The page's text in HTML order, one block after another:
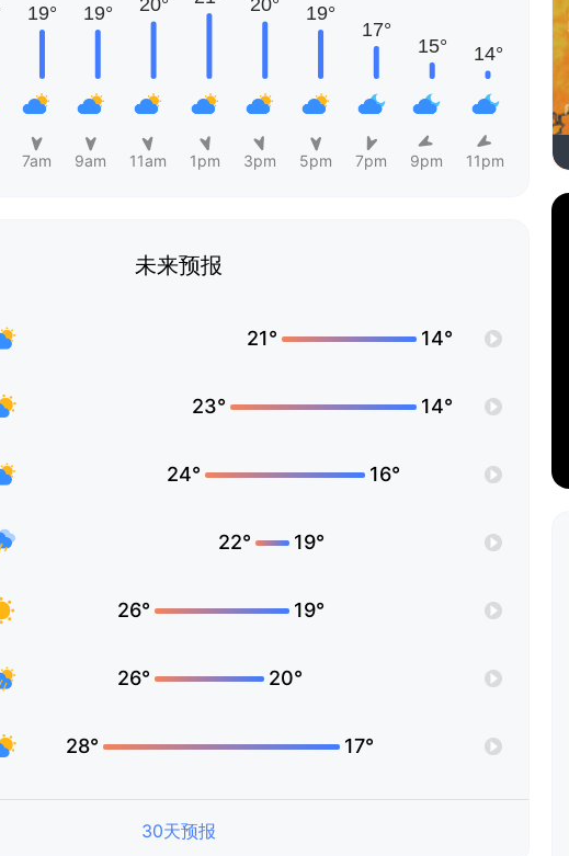
7am 9am 11am 1pm 3pm 5pm 7pm 9pm 11pm
未来预报
21° 14°
23° 14°
24° 16°
22° 19°
26° 19°
26° 20°
28° 17°
30天预报